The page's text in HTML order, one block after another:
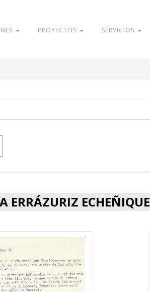
PROYECTOS SERVICIOS
ERRÁZURIZ ECHEÑIQUE